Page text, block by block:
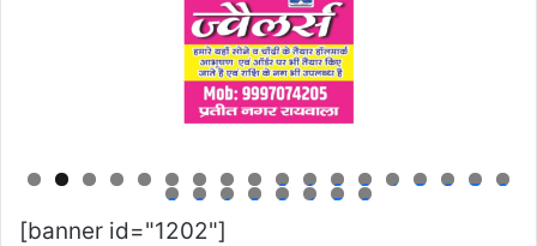
0 1 2 3 4 5 6 7 8
9 0 1 2 3 4 5 6
[banner id="1202"]